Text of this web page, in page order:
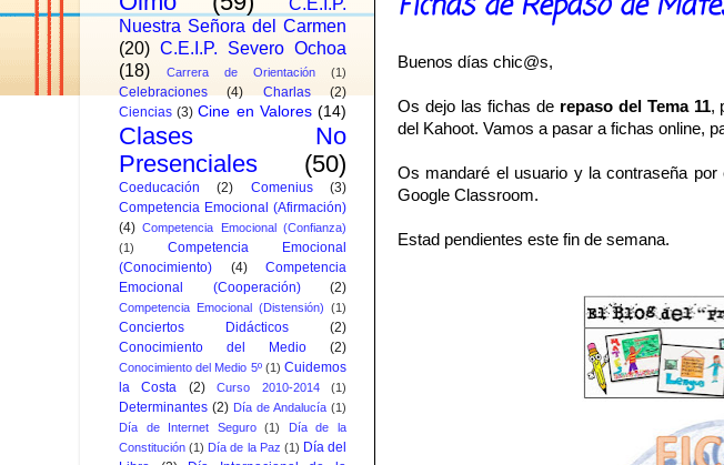
Buenos días chic@s,
Os dejo las fichas de repaso del Tema 11,
del Kahoot. Vamos a pasar a fichas online,
Os mandaré el usuario y la contraseña
Google Classroom.
Estad pendientes este fin de semana.
Nuestra Señora del Carmen
(20) C.E.I.P. Severo Ochoa
(18)
Carrera de Orientación (1)
Celebraciones (4) Charlas
(2)
Ciencias (3) Cine en Valores (14)
Clases No
Presenciales
(50)
Coeducación (2) Comenius
(3)
Competencia Emocional (Afirmación)
(4) Competencia Emocional (Confianza)
(1)
Competencia Emocional
(Conocimiento)
(4)
Competencia
Emocional (Cooperación)
(2)
Competencia Emocional (Distensión) (1)
Conciertos Didácticos
(2)
Conocimiento del Medio
(2)
Conocimiento del Medio 5º (1) Cuidemos
la Costa
(2) Curso 2010-2014 (1)
Determinantes (2) Día de Andalucía (1)
Día de Internet Seguro
(1)
Día de la
Constitución (1) Día de la Paz (1) Día del